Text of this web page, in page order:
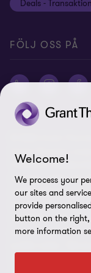
Grant Thornton
Deals -
FÖLJ OSS PÅ
Grant Thornton
Thorntons
ekonomi, skatt och
medlemsföretag,
Sweden AB är ett
Ltd (GTIL). GTIL
partnerskap. GTIL
Welcome!
We process your
our sites and
provide
button on the
more information